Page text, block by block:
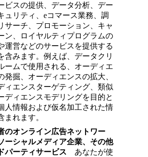
ビスの提供、データ分析、デー
ュリティ、eコマース業務、調
サーチ、プロモーション、キャ
ン、ロイヤルティプログラムの
運営などのサービスを提供する
含みます。例えば、データクリ
ームで使用される、オーディエ
発掘、オーディエンスの拡大、
ィエンスターゲティング、類似
ディエンスモデリングを目的と
人情報および仮名加工された情
まれます。
のオンライン広告ネットワー
ーシャルメディア企業、その他
パーティサービス あなたが使